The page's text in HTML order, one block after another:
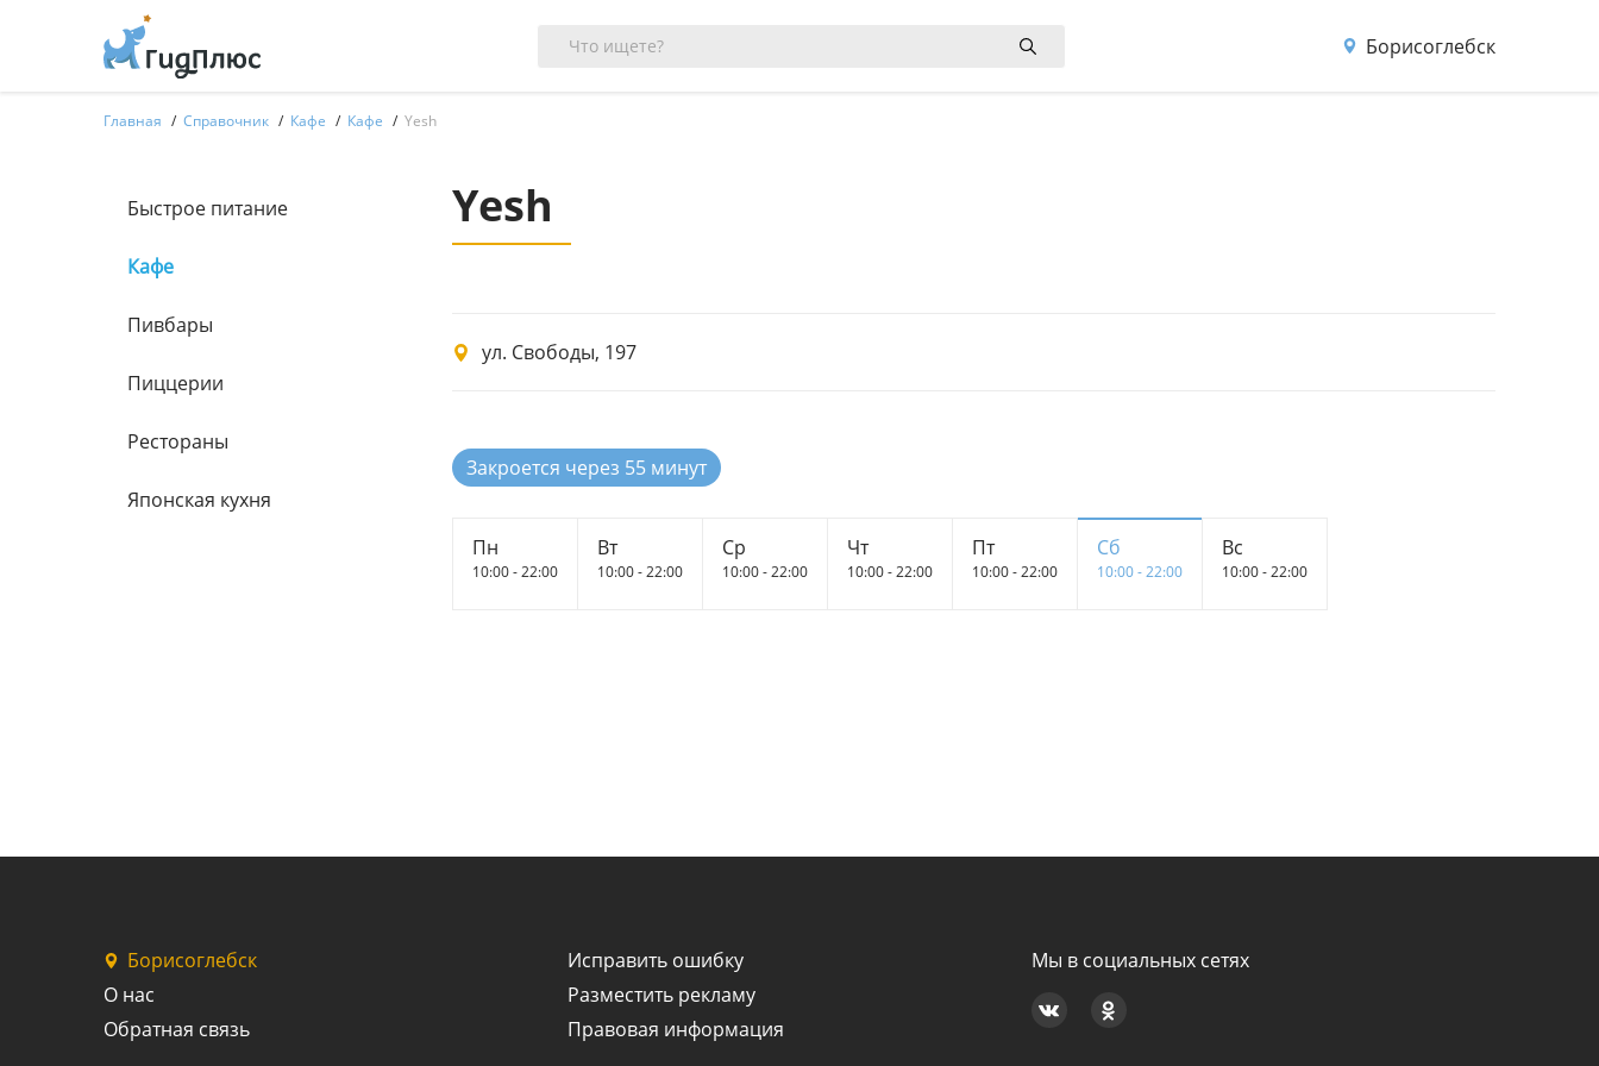
Борисоглебск
Главная Справочник Кафе Кафе Yesh
Быстрое питание
Кафе
Пивбары
Пиццерии
Рестораны
Японская кухня
Yesh
ул. Свободы, 197
Закроется через 55 минут
Пн
10:00 - 22:00
Вт
10:00 - 22:00
Ср
10:00 - 22:00
Чт
10:00 - 22:00
Пт
10:00 - 22:00
Сб
10:00 - 22:00
Вс
10:00 - 22:00
Борисоглебск
О нас
Обратная связь
Исправить ошибку
Разместить рекламу
Правовая информация
Мы в социальных сетях